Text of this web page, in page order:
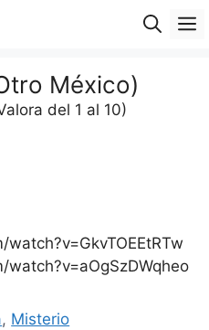
México)
del 1 al 10)
, Misterio